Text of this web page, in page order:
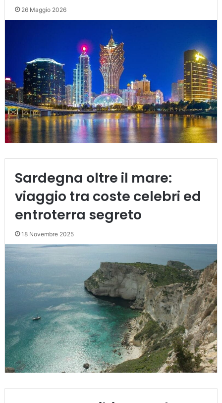
26 Maggio 2026
Sardegna oltre il mare:
viaggio tra coste celebri ed
entroterra segreto
18 Novembre 2025